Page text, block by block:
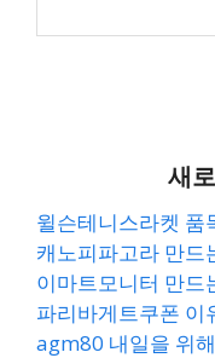
새
윌슨테니스라켓 품
캐노피파고라 만드
이마트모니터 만드
파리바게트쿠폰 이
agm80 내일을 위